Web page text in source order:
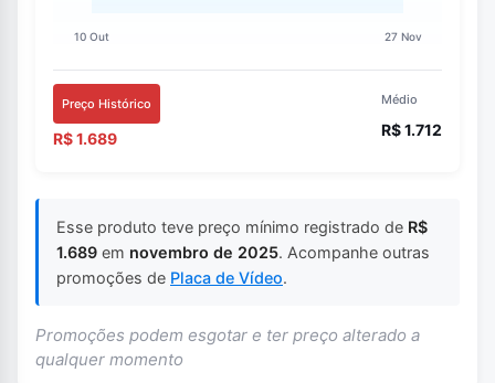
Preço Histórico
R$ 1.689
Médio
R$ 1.712
Esse produto teve preço mínimo registrado de R$
1.689 em novembro de 2025. Acompanhe outras
promoções de Placa de Vídeo.
Promoções podem esgotar e ter preço alterado a
qualquer momento